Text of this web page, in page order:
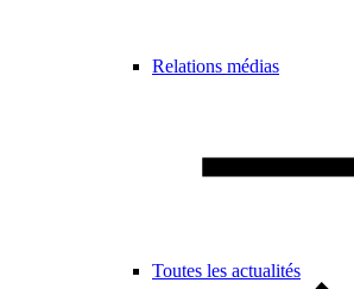
Relations médias
Toutes les actualités